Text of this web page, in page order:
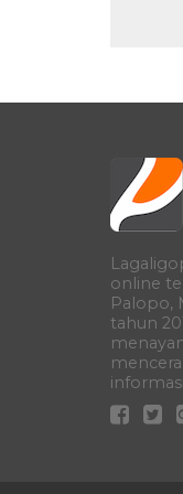
online
Palopo,
tahun